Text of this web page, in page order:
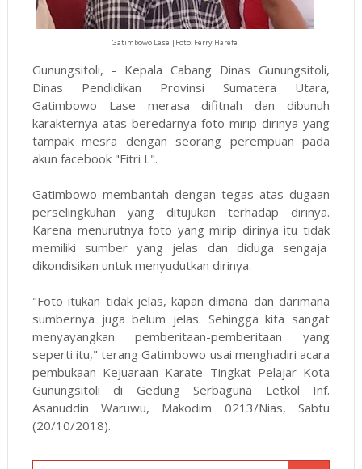
Gatimbowo Lase |Foto: Ferry Harefa
Gunungsitoli, - Kepala Cabang Dinas Gunungsitoli,
Dinas Pendidikan Provinsi Sumatera Utara,
Gatimbowo Lase merasa difitnah dan dibunuh
karakternya atas beredarnya foto mirip dirinya yang
tampak mesra dengan seorang perempuan pada
akun facebook "Fitri L".
Gatimbowo membantah dengan tegas atas dugaan
perselingkuhan yang ditujukan terhadap dirinya.
Karena menurutnya foto yang mirip dirinya itu tidak
memiliki sumber yang jelas dan diduga sengaja
dikondisikan untuk menyudutkan dirinya.
"Foto itukan tidak jelas, kapan dimana dan darimana
sumbernya juga belum jelas. Sehingga kita sangat
menyayangkan pemberitaan-pemberitaan yang
seperti itu," terang Gatimbowo usai menghadiri acara
pembukaan Kejuaraan Karate Tingkat Pelajar Kota
Gunungsitoli di Gedung Serbaguna Letkol Inf.
Asanuddin Waruwu, Makodim 0213/Nias, Sabtu
(20/10/2018).